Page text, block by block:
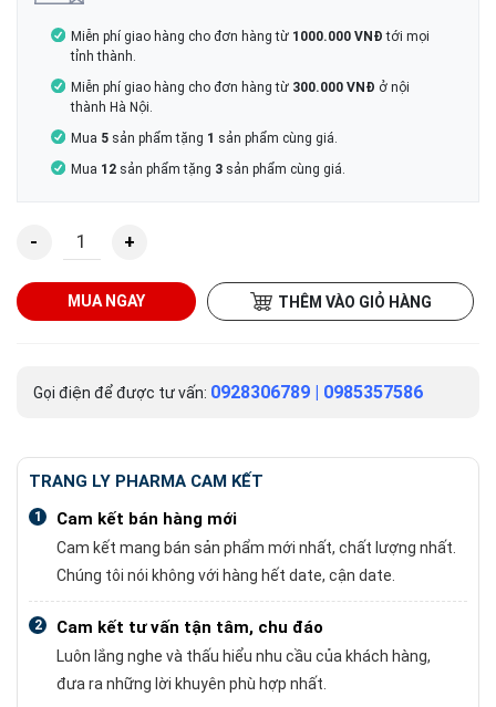
Miễn phí giao hàng cho đơn hàng từ 1000.000 VNĐ tới mọi
tỉnh thành.
Miễn phí giao hàng cho đơn hàng từ 300.000 VNĐ ở nội
thành Hà Nội.
Mua 5 sản phẩm tặng 1 sản phẩm cùng giá.
Mua 12 sản phẩm tặng 3 sản phẩm cùng giá.
Bột ngâm chân Traly Foot giúp giảm đau nhức, tê bì, hôi
THÊM VÀO GIỎ HÀNG
MUA NGAY
Gọi điện để được tư vấn: 0928306789 | 0985357586
TRANG LY PHARMA CAM KẾT
1 Cam kết bán hàng mới
Cam kết mang bán sản phẩm mới nhất, chất lượng nhất.
Chúng tôi nói không với hàng hết date, cận date.
2 Cam kết tư vấn tận tâm, chu đáo
Luôn lắng nghe và thấu hiểu nhu cầu của khách hàng,
đưa ra những lời khuyên phù hợp nhất.